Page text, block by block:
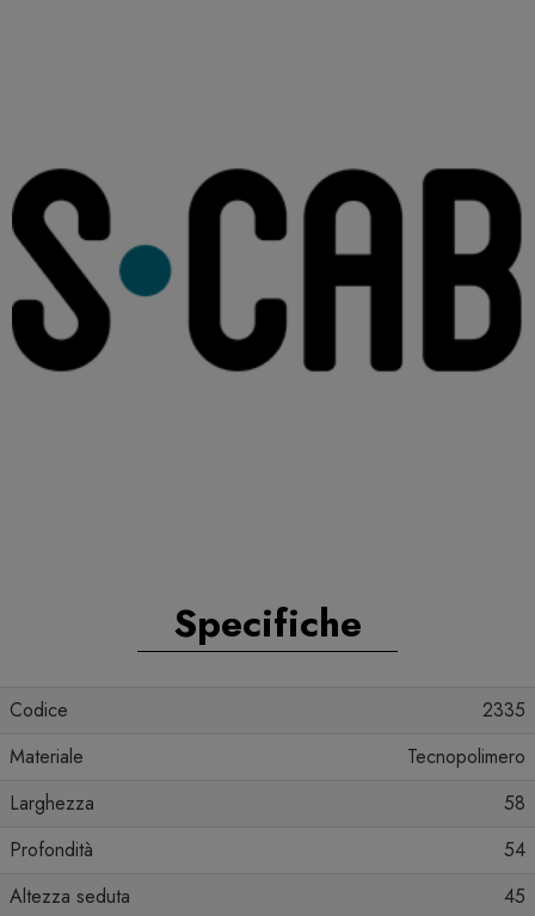
Specifiche
Codice
2335
Materiale
Tecnopolimero
Larghezza
58
Profondità
54
Altezza seduta
45